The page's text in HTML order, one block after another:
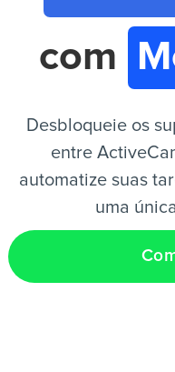
com
Desbloqueie os
entre
automatize suas
uma